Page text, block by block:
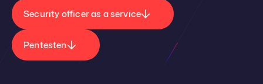
Security officer as a service
Pentesten